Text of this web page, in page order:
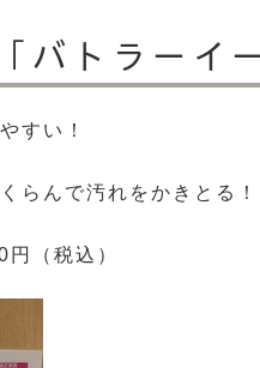
バトラーイ
すい！
らんで汚れをかきとる！
税込）